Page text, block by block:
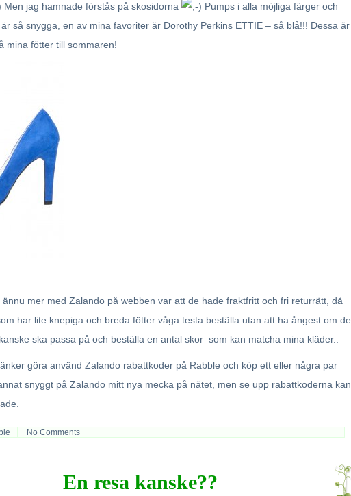
jag hamnade förstås på skosidorna
Pumps i alla möjliga färger och
så snygga, en av mina favoriter är Dorothy Perkins ETTIE – så blå!!! Dessa är
mina fötter till sommaren!
ännu mer med Zalando på webben var att de hade fraktfritt och fri returrätt, då
har lite knepiga och breda fötter våga testa beställa utan att ha ångest om de
ska passa på och beställa en antal skor som kan matcha mina kläder..
göra använd Zalando rabattkoder på Rabble och köp ett eller några par
snyggt på Zalando mitt nya mecka på nätet, men se upp rabattkoderna kan
No Comments
En resa kanske??